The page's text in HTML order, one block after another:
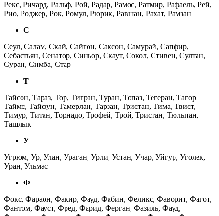
Рекс, Ричард, Ральф, Рой, Радар, Рамос, Ратмир, Рафаель, Рей,
Рио, Роджер, Рок, Ромул, Рюрик, Равшан, Рахат, Рамзан
С
Сеул, Салам, Скай, Сайгон, Саксон, Самурай, Сапфир,
Себастьян, Сенатор, Синьор, Скаут, Сокол, Стивен, Султан,
Суран, Симба, Стар
Т
Тайсон, Тараз, Тор, Тигран, Туран, Топаз, Тегеран, Тагор,
Таймс, Тайфун, Тамерлан, Тарзан, Тристан, Тима, Твист,
Тимур, Титан, Торнадо, Трофей, Трой, Тристан, Тюльпан,
Ташлык
У
Угрюм, Ур, Улан, Ураган, Урли, Устан, Учар, Уйгур, Уголек,
Уран, Ульмас
Ф
Фокс, Фараон, Факир, Фауд, Фабин, Феликс, Фаворит, Фагот,
Фантом, Фауст, Фред, Фарид, Ферган, Фазиль, Фауд,